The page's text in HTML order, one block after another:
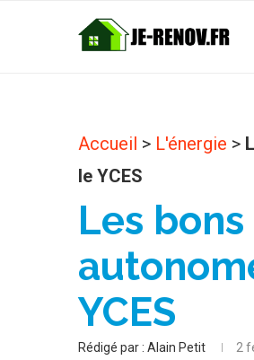
Accueil > L'énergie >
le YCES
Les
YCES
Rédigé par : Alain Petit 2